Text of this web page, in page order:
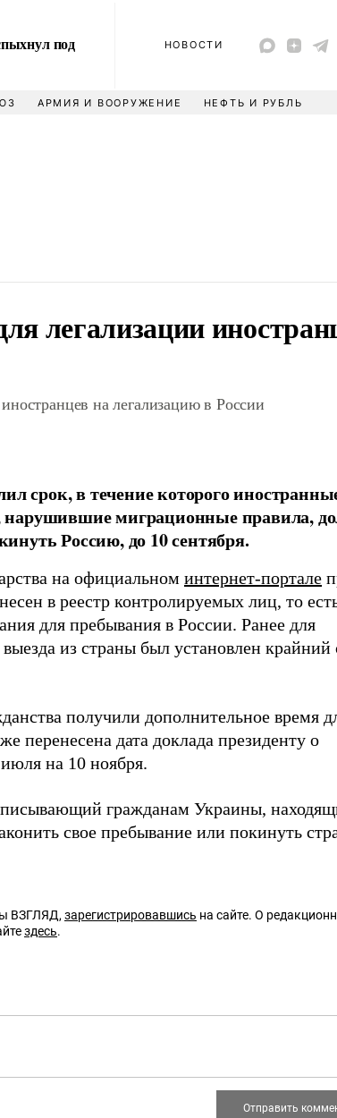
под
НОВОСТИ
АРМИЯ И ВООРУЖЕНИЕ НЕФТЬ И РУБЛЬ
легализации
на легализацию в России
срок, в течение которого
нарушившие миграционные правила,
Россию, до 10 сентября.
на официальном интернет-портале
в реестр контролируемых лиц, то
для пребывания в России. Ранее для
из страны был установлен крайний
получили дополнительное время
перенесена дата доклада президенту о
июля на 10 ноября.
гражданам Украины,
свое пребывание или покинуть
ВЗГЛЯД, зарегистрировавшись на сайте. О
здесь.